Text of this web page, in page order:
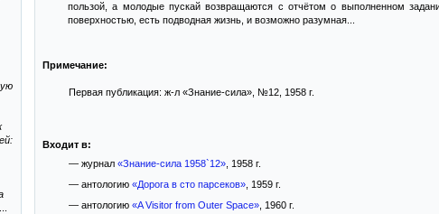
пользой, а молодые пускай возвращаются с отчётом о выполненном
поверхностью, есть подводная жизнь, и возможно разумная...
Примечание:
Первая публикация: ж-л «Знание-сила», №12, 1958 г.
Входит в:
— журнал «Знание-сила 1958`12», 1958 г.
— антологию «Дорога в сто парсеков», 1959 г.
— антологию «A Visitor from Outer Space», 1960 г.